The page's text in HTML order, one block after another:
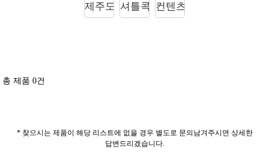
제주도상품셔틀콕 컨텐츠
총 제품 0건
* 찾으시는 제품이 해당 리스트에 없을 경우 별도로 문의남겨주시면 상세한
답변드리겠습니다.